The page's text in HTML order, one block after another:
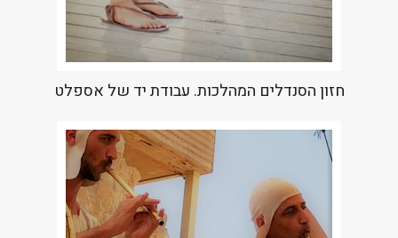
חזון הסנדלים המהלכות. עבודת יד של אספלט